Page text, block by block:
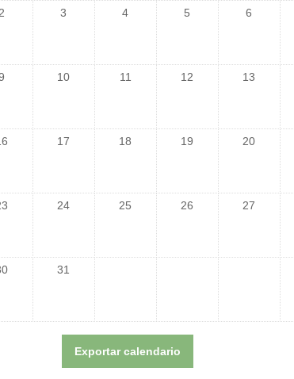
2 3 4 5 6
10 11 12 13
17 18 19 20
24 25 26 27
31